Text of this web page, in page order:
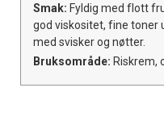
Smak: Fyldig med flott
god viskositet, fine toner
med svisker og nøtter.
Bruksområde: Riskrem,